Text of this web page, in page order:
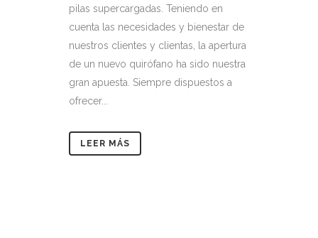
pilas supercargadas. Teniendo en
cuenta las necesidades y bienestar de
nuestros clientes y clientas, la apertura
de un nuevo quirófano ha sido nuestra
gran apuesta. Siempre dispuestos a
ofrecer...
LEER MÁS